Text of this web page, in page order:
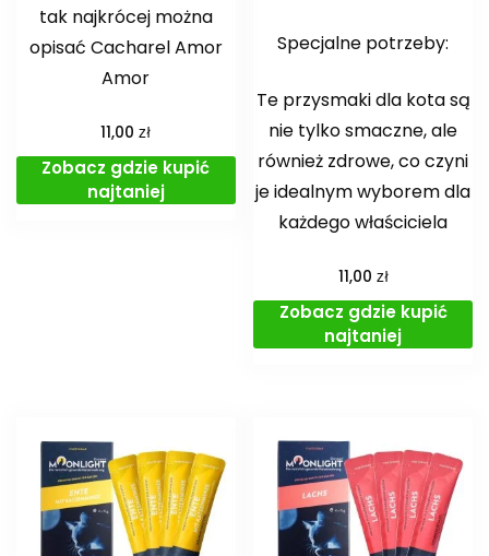
tak najkrócej można
opisać Cacharel Amor
Amor
11,00zł
Zobacz gdzie kupić
najtaniej
Specjalne potrzeby:
Te przysmaki dla kota są
nie tylko smaczne, ale
również zdrowe, co czyni
je idealnym wyborem dla
każdego właściciela
11,00 zł
Zobacz gdzie kupić
najtaniej